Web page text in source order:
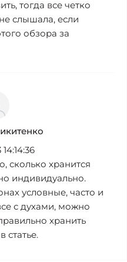
тогда все четко
слышала, если
обзора за
сколько хранится
индивидуально.
условные, часто и
с духами, можно
хранить
статье.